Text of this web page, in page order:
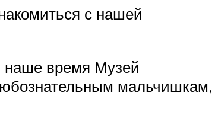
с нашей
наше время Музей
мальчишкам,